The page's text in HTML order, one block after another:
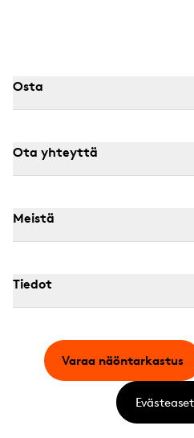
Osta
Ota yhteyttä
Meistä
Tiedot
Varaa näöntarkastus